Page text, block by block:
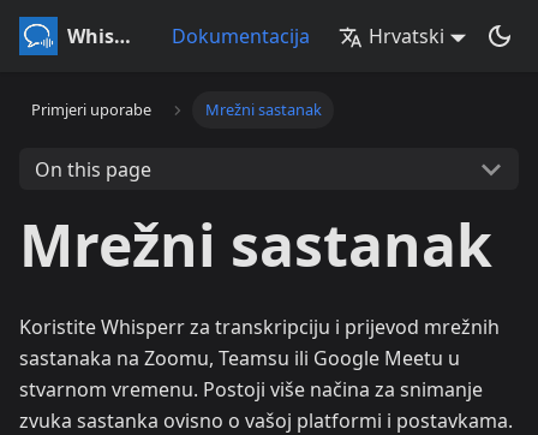
Whisperr Dokumentacija Hrvatski
Primjeri uporabe Mrežni sastanak
On this page
Mrežni sastanak
Koristite Whisperr za transkripciju i prijevod mrežnih
sastanaka na Zoomu, Teamsu ili Google Meetu u
stvarnom vremenu. Postoji više načina za snimanje
zvuka sastanka ovisno o vašoj platformi i postavkama.